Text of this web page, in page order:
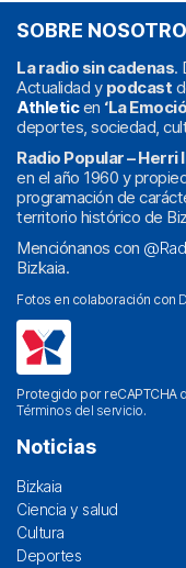
SOBRE
La radio sin cadenas.
Actualidad y podcast
Athleticen ‘La
deportes, sociedad,
Radio Popular – Herri
en el año 1960 y
programación de
territorio histórico de
Menciónanos con
Bizkaia.
Fotos en colaboración con
Protegido por reCAPTCHA
Términos del servicio.
Noticias
Bizkaia
Ciencia y salud
Cultura
Deportes